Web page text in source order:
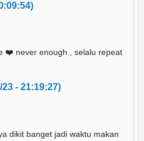
❤️ never enough , selalu repeat
- 21:19:27)
dikit banget jadi waktu makan